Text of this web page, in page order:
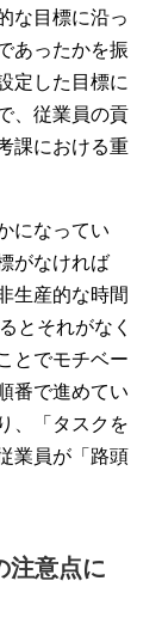
な目標に沿っ
あったかを振
定した目標に
、従業員の貢
課における重
になってい
がなければ
生産的な時間
とそれがなく
とでモチベー
番で進めてい
、「タスクを
業員が「路頭
注意点に